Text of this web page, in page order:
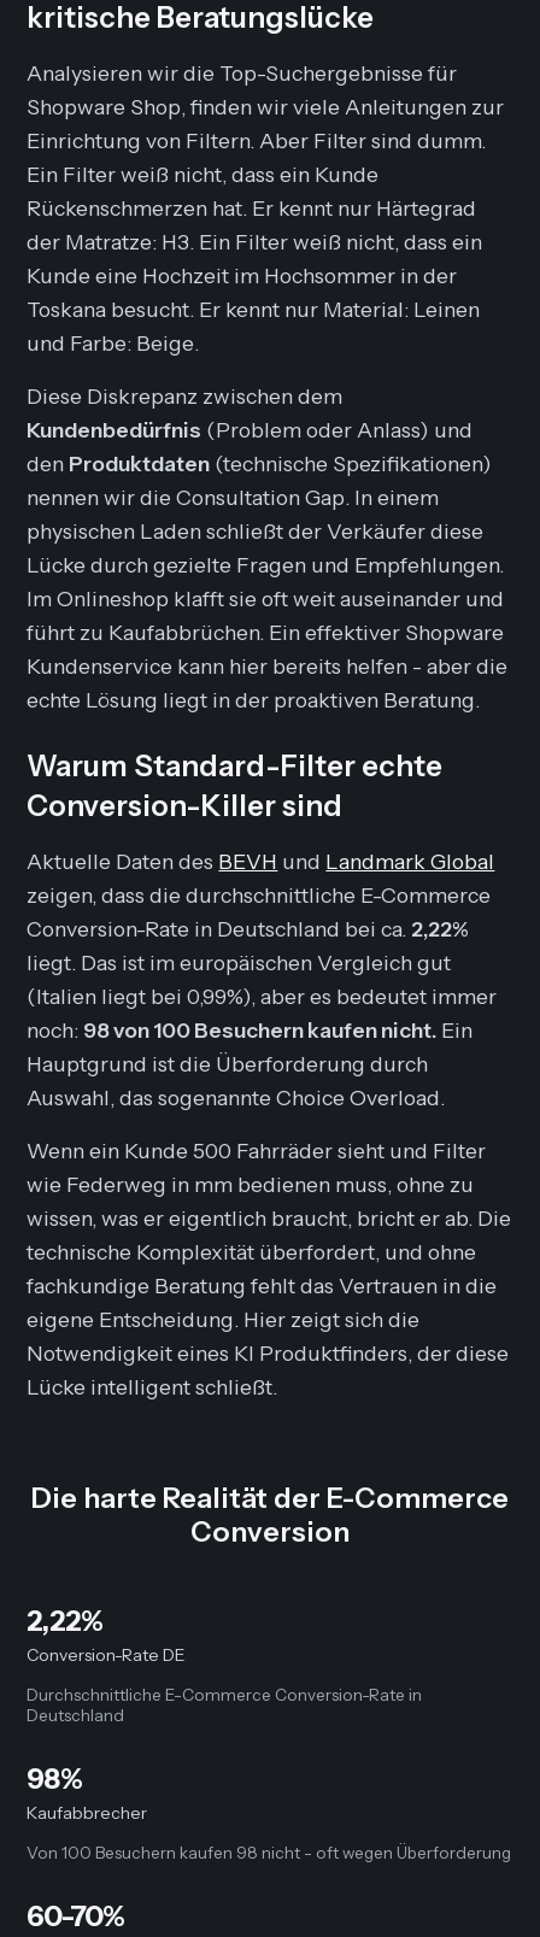
kritische Beratungslücke
Analysieren wir die Top-Suchergebnisse für
Shopware Shop, finden wir viele Anleitungen zur
Einrichtung von Filtern. Aber Filter sind dumm.
Ein Filter weiß nicht, dass ein Kunde
Rückenschmerzen hat. Er kennt nur Härtegrad
der Matratze: H3. Ein Filter weiß nicht, dass ein
Kundeeine Hochzeit im Hochsommer in der
Toskana besucht. Er kennt nur Material: Leinen
und Farbe: Beige.
Diese Diskrepanz zwischen dem
Kundenbedürfnis (Problem oder Anlass) und
den Produktdaten (technische Spezifikationen)
nennen wir dieConsultation Gap. In einem
physischen Laden schließt der Verkäufer diese
Lücke durch gezielte Fragen und Empfehlungen.
Im Onlineshop klafft sie oft weit auseinander und
führt zu Kaufabbrüchen. Ein effektiver Shopware
Kundenservice kann hier bereits helfen - aber die
echte Lösung liegt in der proaktiven Beratung.
Warum Standard-Filter echte
Conversion-Killer sind
Aktuelle Daten des BEVH und Landmark Global
zeigen, dass die durchschnittliche E-Commerce
Conversion-Rate in Deutschland bei ca. 2,22%
liegt. Das ist im europäischen Vergleich gut
(Italien liegt bei 0,99%), aber es bedeutet immer
noch: 98 von 100 Besuchern kaufen nicht. Ein
Hauptgrund ist die Überforderung durch
Auswahl, das sogenannteChoice Overload.
Wenn ein Kunde 500 Fahrräder sieht und Filter
wie Federweg in mm bedienen muss, ohne zu
wissen, was er eigentlich braucht, bricht er ab. Die
technische Komplexität überfordert, und ohne
fachkundige Beratung fehlt das Vertrauen in die
eigene Entscheidung. Hier zeigt sich die
Notwendigkeit eines KI Produktfinders, der diese
Lücke intelligent schließt.
Die harte Realität der E-Commerce
Conversion
2,22%
Conversion-Rate DE
Durchschnittliche E-Commerce Conversion-Rate in
Deutschland
98%
Kaufabbrecher
Von 100 Besuchern kaufen 98 nicht - oft wegen Überforderung
60-70%